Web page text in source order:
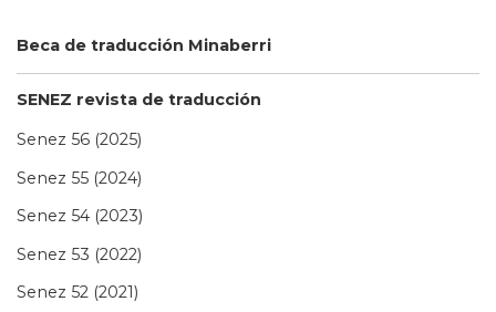
Beca de traducción Minaberri
SENEZ revista de traducción
Senez 56 (2025)
Senez 55 (2024)
Senez 54 (2023)
Senez 53 (2022)
Senez 52 (2021)